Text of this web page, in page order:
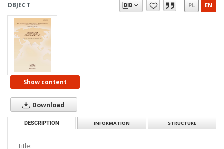
OBJECT PL EN
Show content
Download
DESCRIPTION INFORMATION STRUCTURE
Title: